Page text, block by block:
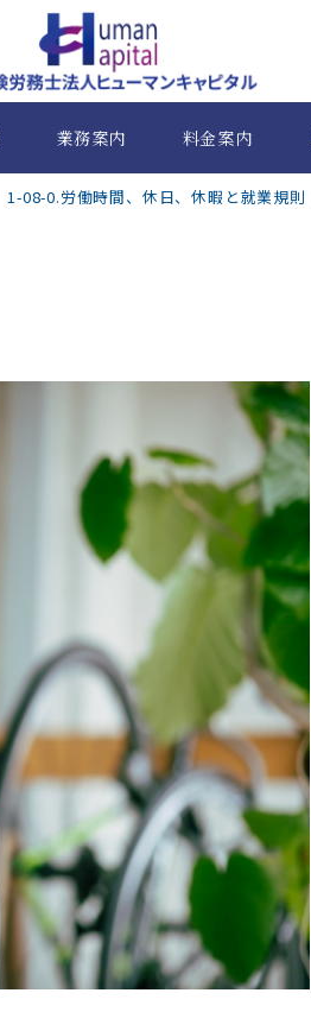
業務案内 料金案内
1-08-0.労働時間、休日、休暇と就業規則